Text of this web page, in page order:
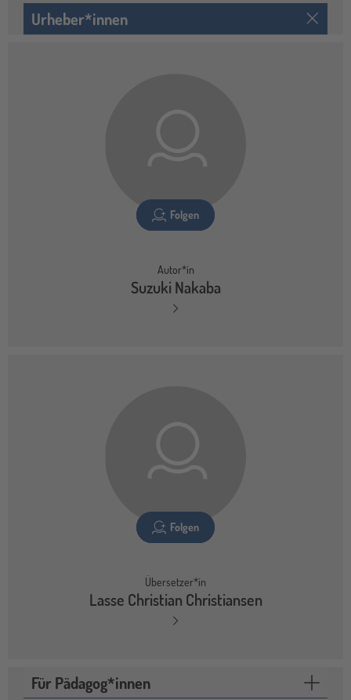
Urheber*innen
Folgen
Autor*in
Suzuki Nakaba
Folgen
Übersetzer*in
Lasse Christian Christiansen
Für Pädagog*innen